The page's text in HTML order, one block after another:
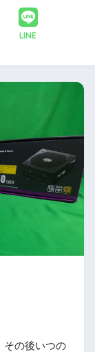
LINE
その後いつの